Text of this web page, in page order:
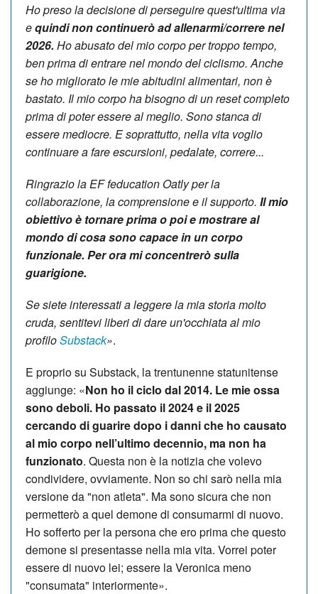
Ho preso la decisione di perseguire quest'ultima via
equindi non continuerò ad allenarmi/correre nel
2026. Ho abusato del mio corpo per troppo tempo,
ben prima di entrare nel mondo del ciclismo. Anche
se ho migliorato le mie abitudini alimentari, non è
bastato. Il mio corpo ha bisogno di un reset completo
prima di poter essere al meglio. Sono stanca di
essere mediocre. E soprattutto, nella vita voglio
continuare a fare escursioni, pedalate, correre...
Ringrazio la EF feducation Oatly per la
collaborazione, la comprensione e il supporto. Il mio
obiettivo è tornare prima o poi e mostrare al
mondo di cosa sono capace in un corpo
funzionale. Per ora mi concentrerò sulla
guarigione.
Se siete interessati a leggere la mia storia molto
cruda, sentitevi liberi di dare un'occhiata al mio
profiloSubstack».
E proprio su Substack, la trentunenne statunitense
aggiunge: «Non ho il ciclo dal 2014. Le mie ossa
sono deboli. Ho passato il 2024 e il 2025
cercando di guarire dopo i danni che ho causato
al mio corpo nell’ultimo decennio, ma non ha
funzionato. Questa non è la notizia che volevo
condividere, ovviamente. Non so chi sarò nella mia
versione da "non atleta". Ma sono sicura che non
permetterò a quel demone di consumarmi di nuovo.
Ho sofferto per la persona che ero prima che questo
demone si presentasse nella mia vita. Vorrei poter
essere di nuovo lei; essere la Veronica meno
"consumata" interiormente».